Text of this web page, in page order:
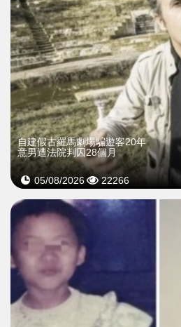
自建假古羅馬劇場騙遊客20年
意男遭法院判囚28個月
05/08/2026 22266